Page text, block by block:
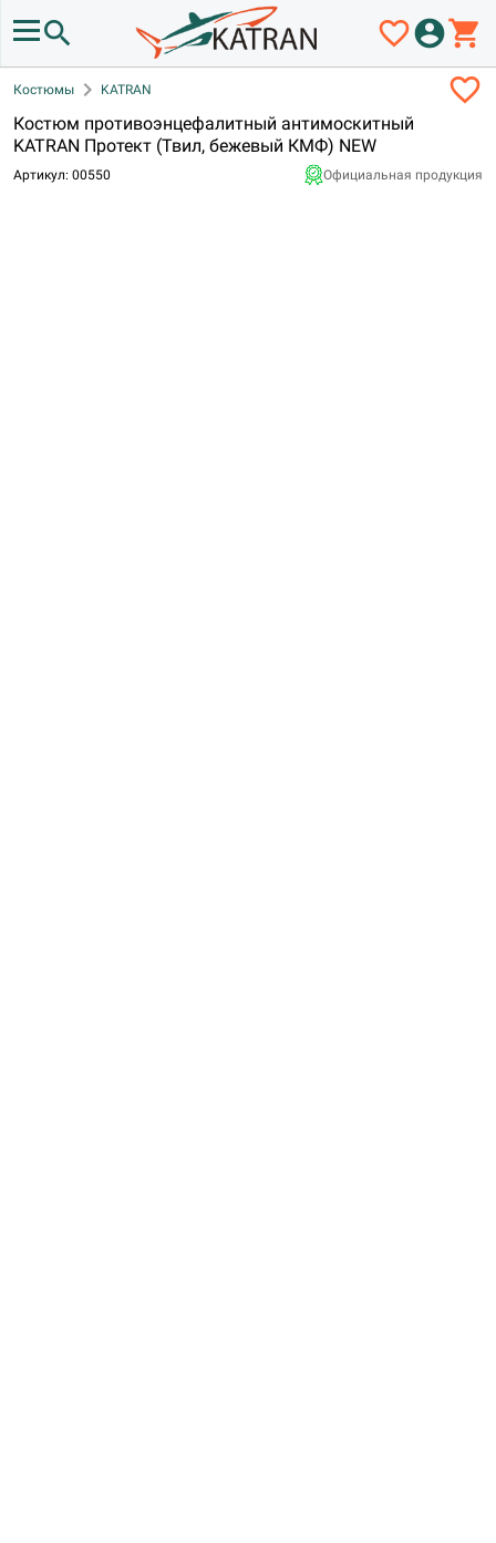
search favorite_borderaccount_circleshopping_cart
Костюмы chevron_right KATRAN favorite_border
Костюм противоэнцефалитный антимоскитный
KATRAN Протект (Твил, бежевый КМФ) NEW
Артикул: 00550 Официальная продукция